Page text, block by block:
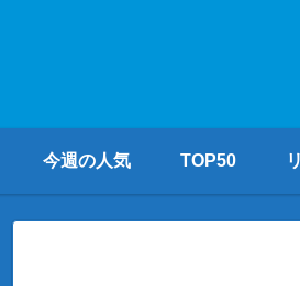
今週の人気 TOP50